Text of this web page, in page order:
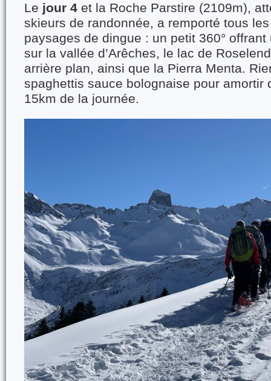
Le jour 4 et la Roche Parstire (2109m),
skieurs de randonnée, a remporté tous
paysages de dingue : un petit 360°
sur la vallée d’Arêches, le lac de
arrière plan, ainsi que la Pierra Menta.
spaghettis sauce bolognaise pour amortir
15km de la journée.